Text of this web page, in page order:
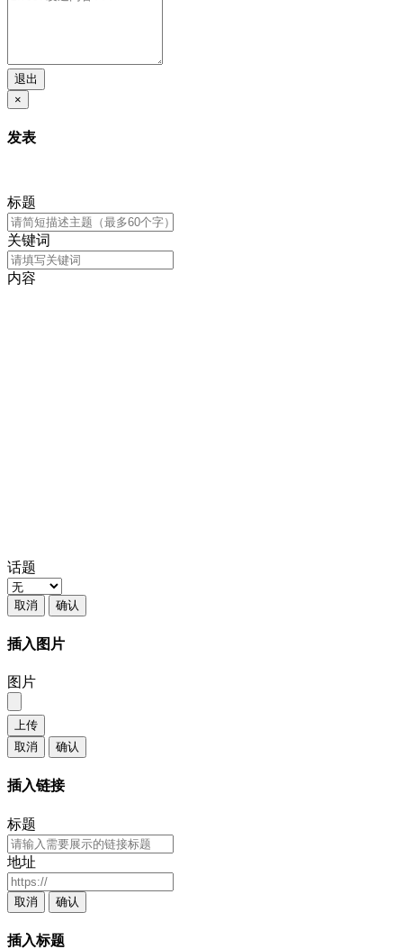
退出
×
发表
标题
关键词
内容
话题
取消 确认
插入图片
图片
上传
取消
确认
插入链接
标题
地址
取消 确认
插入标题